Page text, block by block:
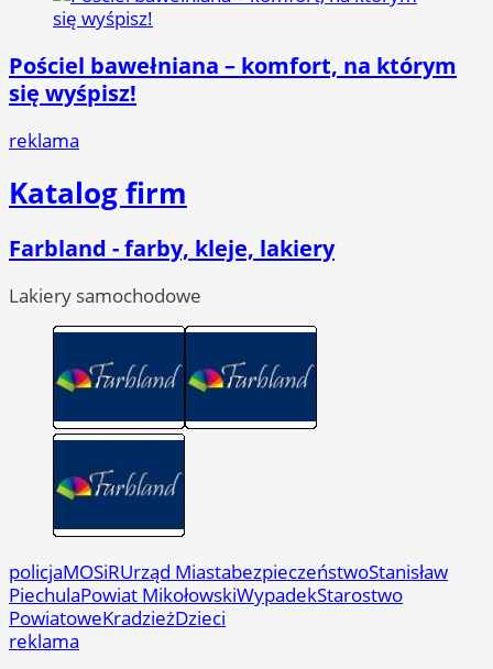
Pościel bawełniana – komfort, na którym
się wyśpisz!
reklama
Katalog firm
Farbland - farby, kleje, lakiery
Lakiery samochodowe
policjaMOSiRUrząd MiastabezpieczeństwoStanisław
PiechulaPowiat MikołowskiWypadekStarostwo
PowiatoweKradzieżDzieci
reklama